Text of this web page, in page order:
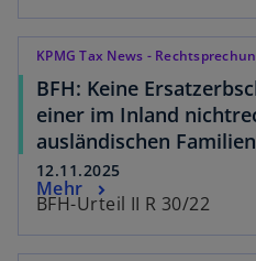
KPMG Tax News -
BFH: Keine
einer im Inland
ausländischen
12.11.2025
BFH-Urteil II R 30/22
Mehr